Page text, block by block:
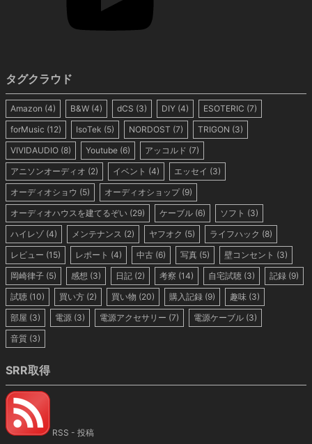
タグクラウド
Amazon (4) B&W (4) dCS (3) DIY (4) ESOTERIC (7)
forMusic (12) IsoTek (5) NORDOST (7) TRIGON (3)
VIVIDAUDIO (8) Youtube (6) アッコルド (7)
アニソンオーディオ (2) イベント (4) エッセイ (3)
オーディオショウ (5) オーディオショップ(9)
オーディオハウスを建てるぞい (29) ケーブル (6) ソフト (3)
ハイレゾ (4) メンテナンス (2) ヤフオク (5) ライフハック (8)
レビュー (15) レポート (4) 中古 (6) 写真 (5) 壁コンセント (3)
岡崎律子 (5) 感想 (3) 日記 (2) 考察 (14) 自宅試聴 (3) 記録 (9)
試聴 (10) 買い方 (2) 買い物 (20) 購入記録 (9) 趣味 (3)
部屋 (3) 電源 (3) 電源アクセサリー (7) 電源ケーブル (3)
音質 (3)
SRR取得
RSS - 投稿